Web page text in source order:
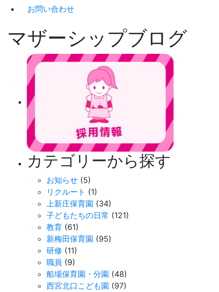
お問い合わせ
マザーシップブログ
カテゴリーから探す
お知らせ (5)
リクルート (1)
上新庄保育園 (34)
子どもたちの日常 (121)
教育 (61)
新梅田保育園 (95)
研修 (11)
職員 (9)
船場保育園・分園 (48)
西宮北口こども園 (97)